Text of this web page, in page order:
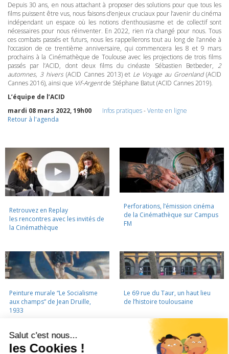
Depuis 30 ans, en nous attachant à proposer des solutions pour que tous les
films puissent être vus, nous faisons d’enjeux cruciaux pour l’avenir du cinéma
indépendant un espace où les notions d’enthousiasme et de collectif sont
nécessaires pour nous réinventer. En 2022, rien n’a changé pour nous. Tous
ces combats passés et futurs, nous les rappellerons tout au long de l’année à
l’occasion de ce trentième anniversaire, qui commencera les 8 et 9 mars
prochains à la Cinémathèque de Toulouse avec les projections de trois films
passés par l’ACID, dont deux films du cinéaste Sébastien Betbeder, 2
automnes, 3 hivers(ACID Cannes 2013) et Le Voyage au Groenland(ACID
Cannes 2016), ainsi que Vif-Argentde Stéphane Batut (ACID Cannes 2019).
L’équipe de l’ACID
mardi 08 mars 2022, 19h00
Infos pratiques-Vente en ligne
Retour à l'agenda
Retrouvez en Replay
les rencontres avec les invités de
la Cinémathèque
Perforations, l’émission cinéma
de la Cinémathèque sur Campus
FM
Peinture murale “Le Socialisme
aux champs” de Jean Druille,
1933
Le 69 rue du Taur, un haut lieu
de l’histoire toulousaine